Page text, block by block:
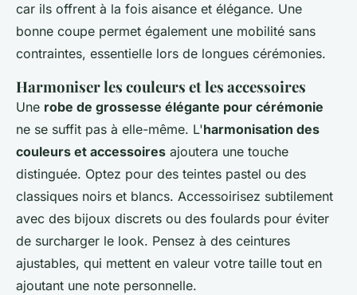
car ils offrent à la fois aisance et élégance. Une
bonne coupe permet également une mobilité sans
contraintes, essentielle lors de longues cérémonies.
Harmoniser les couleurs et les accessoires
Une robe de grossesse élégante pour cérémonie
ne se suffit pas à elle-même. L'harmonisation des
couleurs et accessoires ajoutera une touche
distinguée. Optez pour des teintes pastel ou des
classiques noirs et blancs. Accessoirisez subtilement
avec des bijoux discrets ou des foulards pour éviter
de surcharger le look. Pensez à des ceintures
ajustables, qui mettent en valeur votre taille tout en
ajoutant une note personnelle.